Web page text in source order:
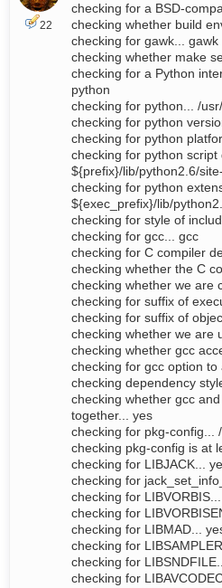
22
checking for a BSD-
checking whether build
checking for gawk... gawk
checking whether make
checking for a Python
python
checking for python... /
checking for python
checking for python
checking for python script
${prefix}/lib/python2.6/
checking for python
${exec_prefix}/lib/
checking for style of
checking for gcc... gcc
checking for C compiler
checking whether the C
checking whether we are
checking for suffix of
checking for suffix of
checking whether we are
checking whether gcc
checking for gcc option
checking dependency
checking whether gcc
together... yes
checking for pkg-config...
checking pkg-config is at
checking for LIBJACK...
checking for
checking for
checking for
checking for LIBMAD...
checking for
checking for
checking for